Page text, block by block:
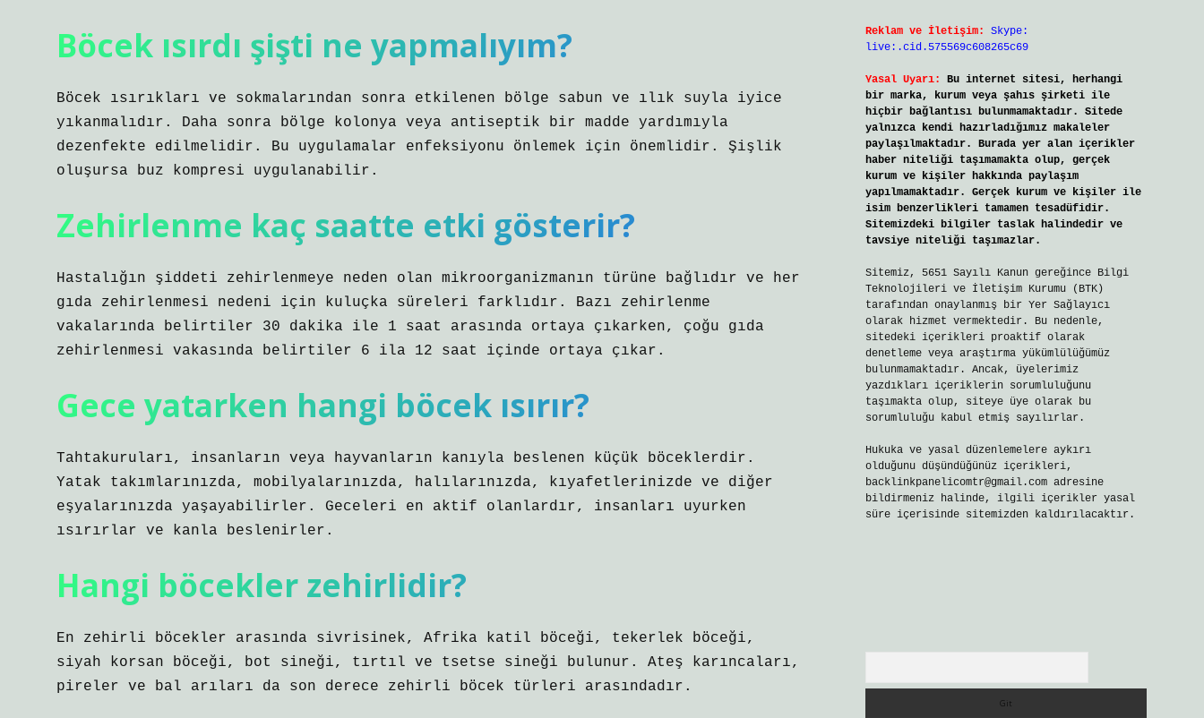
Böcek ısırdı şişti ne yapmalıyım?
Böcek ısırıkları ve sokmalarından sonra etkilenen bölge sabun ve ılık suyla iyice
yıkanmalıdır. Daha sonra bölge kolonya veya antiseptik bir madde yardımıyla
dezenfekte edilmelidir. Bu uygulamalar enfeksiyonu önlemek için önemlidir. Şişlik
oluşursa buz kompresi uygulanabilir.
Zehirlenme kaç saatte etki gösterir?
Hastalığın şiddeti zehirlenmeye neden olan mikroorganizmanın türüne bağlıdır ve her
gıda zehirlenmesi nedeni için kuluçka süreleri farklıdır. Bazı zehirlenme
vakalarında belirtiler 30 dakika ile 1 saat arasında ortaya çıkarken, çoğu gıda
zehirlenmesi vakasında belirtiler 6 ila 12 saat içinde ortaya çıkar.
Gece yatarken hangi böcek ısırır?
Tahtakuruları, insanların veya hayvanların kanıyla beslenen küçük böceklerdir.
Yatak takımlarınızda, mobilyalarınızda, halılarınızda, kıyafetlerinizde ve diğer
eşyalarınızda yaşayabilirler. Geceleri en aktif olanlardır, insanları uyurken
ısırırlar ve kanla beslenirler.
Hangi böcekler zehirlidir?
En zehirli böcekler arasında sivrisinek, Afrika katil böceği, tekerlek böceği,
siyah korsan böceği, bot sineği, tırtıl ve tsetse sineği bulunur. Ateş karıncaları,
pireler ve bal arıları da son derece zehirli böcek türleri arasındadır.
Reklam ve İletişim:
Skype:
live:.cid.575569c608265c69
Yasal Uyarı:
Bu internet sitesi, herhangi
bir marka, kurum veya şahıs şirketi ile
hiçbir bağlantısı bulunmamaktadır. Sitede
yalnızca kendi hazırladığımız makaleler
paylaşılmaktadır. Burada yer alan içerikler
haber niteliği taşımamakta olup, gerçek
kurum ve kişiler hakkında paylaşım
yapılmamaktadır. Gerçek kurum ve kişiler ile
isim benzerlikleri tamamen tesadüfidir.
Sitemizdeki bilgiler taslak halindedir ve
tavsiye niteliği taşımazlar.
Sitemiz, 5651 Sayılı Kanun gereğince Bilgi
Teknolojileri ve İletişim Kurumu (BTK)
tarafından onaylanmış bir Yer Sağlayıcı
olarak hizmet vermektedir. Bu nedenle,
sitedeki içerikleri proaktif olarak
denetleme veya araştırma yükümlülüğümüz
bulunmamaktadır. Ancak, üyelerimiz
yazdıkları içeriklerin sorumluluğunu
taşımakta olup, siteye üye olarak bu
sorumluluğu kabul etmiş sayılırlar.
Hukuka ve yasal düzenlemelere aykırı
olduğunu düşündüğünüz içerikleri,
backlinkpanelicomtr@gmail.comadresine
bildirmeniz halinde, ilgili içerikler yasal
süre içerisinde sitemizden kaldırılacaktır.